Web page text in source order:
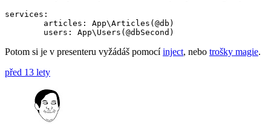
services:
Potom si je v presenteru vyžádáš pomocíinject, nebo trošky magie.
před 13 lety